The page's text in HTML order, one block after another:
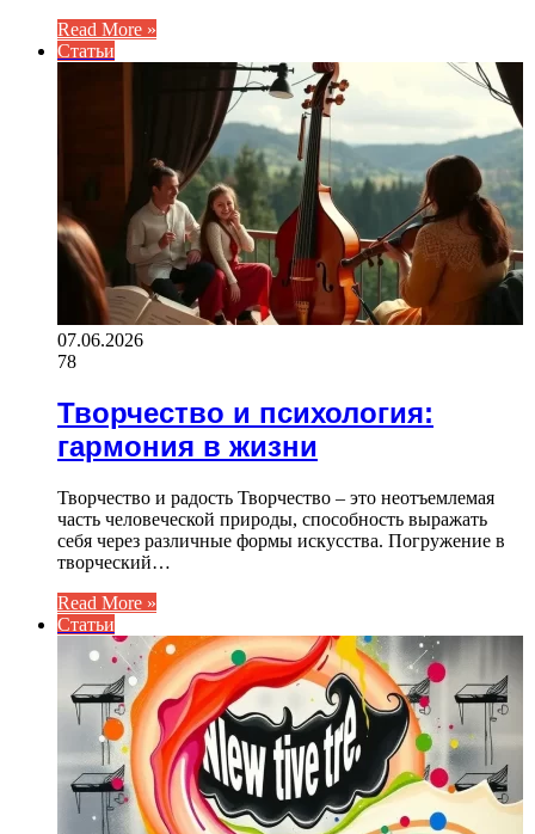
Read More »
Статьи
07.06.2026
78
Творчество и психология:
гармония в жизни
Творчество и радость Творчество – это неотъемлемая
часть человеческой природы, способность выражать
себя через различные формы искусства. Погружение в
творческий…
Read More »
Статьи